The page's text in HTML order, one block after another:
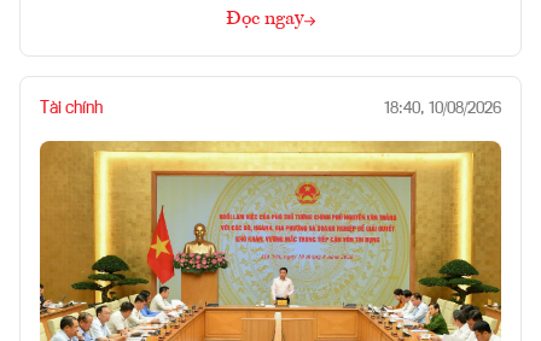
Đọc ngay
Tài chính 18:40, 10/08/2026